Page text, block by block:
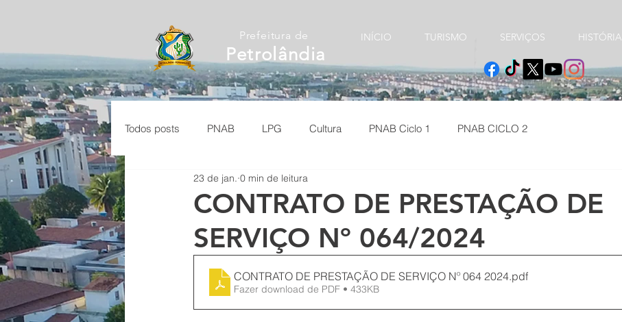
Prefeitura de
Petrolândia
INÍCIO TURISMO SERVIÇOS HISTÓRIA
Todos posts PNAB LPG Cultura PNAB Ciclo 1 PNAB CICLO 2
CONTRATO DE PRESTAÇÃO DE
SERVIÇO Nº 064/2024
23 de jan. 0 min de leitura
CONTRATO DE PRESTAÇÃO DE SERVIÇO Nº 064 2024.pdf
Fazer download de PDF • 433KB